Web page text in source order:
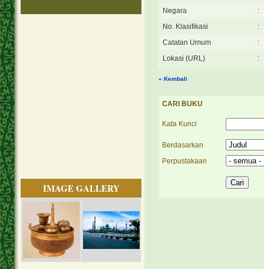
IMAGE GALLERY
Negara
:
No. Klasifikasi
:
Catatan Umum
:
Lokasi (URL)
:
« Kembali
CARI BUKU
Kata Kunci
Berdasarkan
Perpustakaan